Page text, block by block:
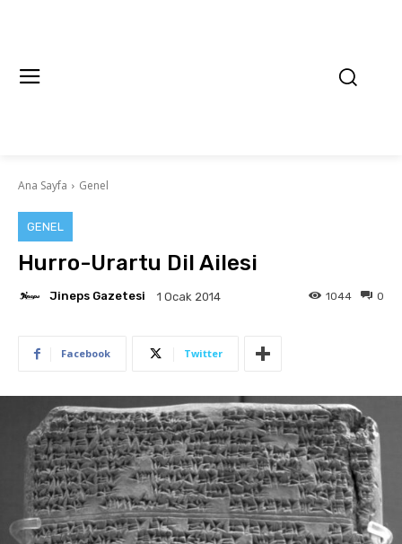
Ana Sayfa Genel
GENEL
Hurro-Urartu Dil Ailesi
Jineps Gazetesi 1 Ocak 2014 0
1044
Facebook Twitter